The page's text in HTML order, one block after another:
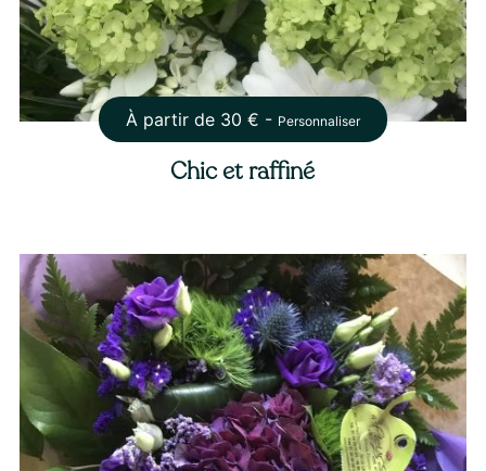
À partir de 30 € - Personnaliser
Chic et raffiné